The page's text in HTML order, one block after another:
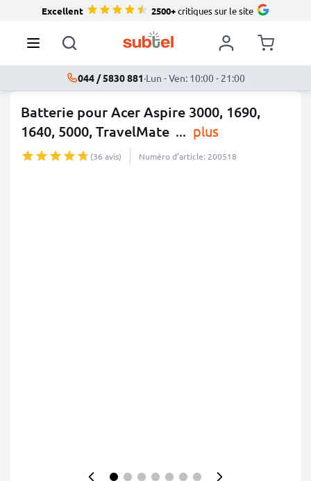
Excellent 2500+critiques sur le site
044 / 5830 881·Lun - Ven: 10:00 - 21:00
Batterie pour Acer Aspire 3000, 1690,
1640, 5000, TravelMate ... plus
(36 avis) Numéro d’article: 200518